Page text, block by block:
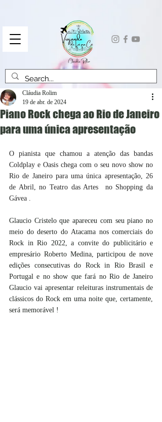
Piano Rock chega ao Rio de Janeiro
para uma única apresentação
Cláudia Rolim
19 de abr. de 2024
O pianista que chamou a atenção das bandas
Coldplay e Oasis chega com o seu novo show no
Rio de Janeiro para uma única apresentação, 26
de Abril, no Teatro das Artes  no Shopping da
Gávea .
Glaucio Cristelo que apareceu com seu piano no
meio do deserto do Atacama nos comerciais do
Rock in Rio 2022, a convite do publicitário e
empresário Roberto Medina, participou de nove
edições consecutivas do Rock in Rio Brasil e
Portugal e no show que fará no Rio de Janeiro
Glaucio vai apresentar releituras instrumentais de
clássicos do Rock em uma noite que, certamente,
será memorável !